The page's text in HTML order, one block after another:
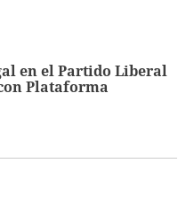
en el Partido Liberal
Plataforma